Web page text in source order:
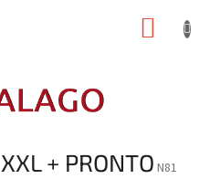
+ PRONTO N81